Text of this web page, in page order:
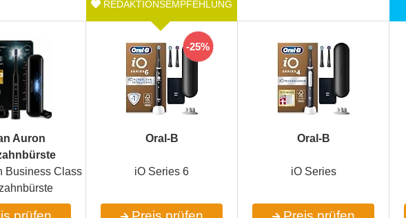
-25%
Auron
Oral-B Oral-B
Business Class
iO Series 6 iO Series